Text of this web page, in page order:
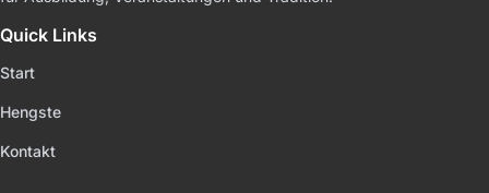
Quick Links
Start
Hengste
Kontakt